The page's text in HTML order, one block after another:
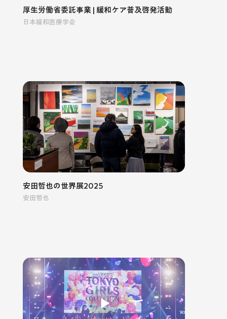
厚生労働省委託事業 | 緩和ケア普及啓発活動
日本緩和医療学会
安田哲也の世界展2025
安田哲也